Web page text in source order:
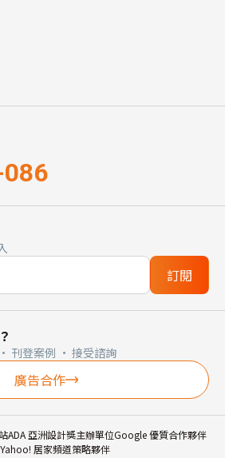
訂閱
刊登案例 · 接受諮詢
廣告合作
ADA 亞洲設計獎主辦單位Google 優質合作夥伴
Yahoo! 居家頻道策略夥伴